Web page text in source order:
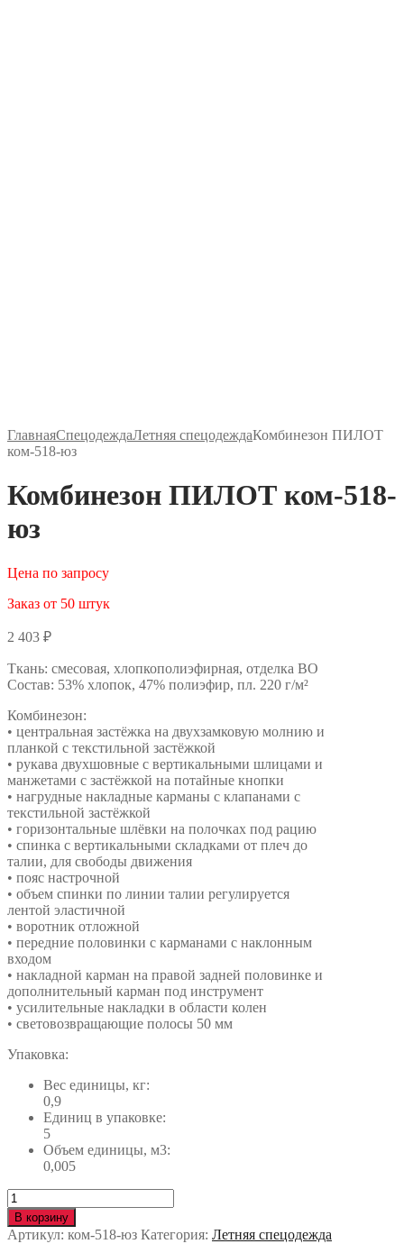
ГлавнаяСпецодеждаЛетняя спецодеждаКомбинезон ПИЛОТ
ком-518-юз
Комбинезон ПИЛОТ ком-518-
юз
Цена по запросу
Заказ от 50 штук
2 403 ₽
Ткань: смесовая, хлопкополиэфирная, отделка ВО
Состав: 53% хлопок, 47% полиэфир, пл. 220 г/м²
Комбинезон:
• центральная застёжка на двухзамковую молнию и
планкой с текстильной застёжкой
• рукава двухшовные с вертикальными шлицами и
манжетами с застёжкой на потайные кнопки
• нагрудные накладные карманы с клапанами с
текстильной застёжкой
• горизонтальные шлёвки на полочках под рацию
• спинка с вертикальными складками от плеч до
талии, для свободы движения
• пояс настрочной
• объем спинки по линии талии регулируется
лентой эластичной
• воротник отложной
• передние половинки с карманами с наклонным
входом
• накладной карман на правой задней половинке и
дополнительный карман под инструмент
• усилительные накладки в области колен
• световозвращающие полосы 50 мм
Упаковка:
Вес единицы, кг:
0,9
Единиц в упаковке:
5
Объем единицы, м3:
0,005
Количество
Комбинезон
ПИЛОТ
ком-518-
В корзину
Артикул: ком-518-юз Категория: Летняя спецодежда